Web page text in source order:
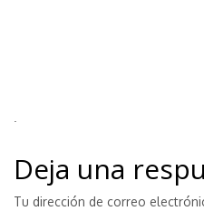
Deja una
Tu dirección de correo